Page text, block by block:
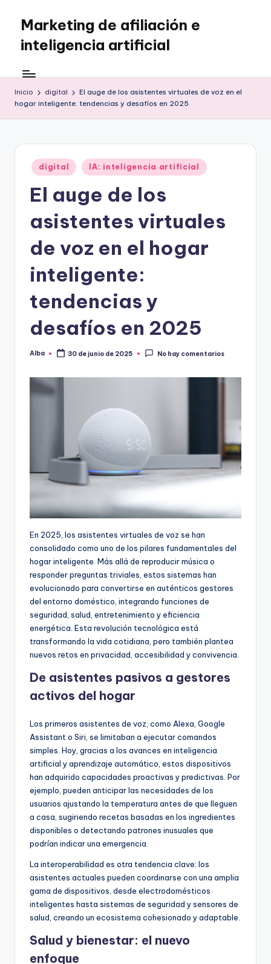
Saltar
contenido
Marketing de afiliación e
inteligencia artificial
Inicio digital
El auge de los asistentes virtuales de voz en el
hogar inteligente: tendencias y desafíos en 2025
Publicado
en
digital IA: inteligencia artificial
El auge de los
asistentes virtuales
de voz en el hogar
inteligente:
tendencias y
desafíos en 2025
Publicado
Alba 30 de junio de 2025 No hay comentarios
En 2025, los asistentes virtuales de voz se han
consolidado como uno de los pilares fundamentales del
hogar inteligente. Más allá de reproducir música o
responder preguntas triviales, estos sistemas han
evolucionado para convertirse en auténticos gestores
del entorno doméstico, integrando funciones de
seguridad, salud, entretenimiento y eficiencia
energética. Esta revolución tecnológica está
transformando la vida cotidiana, pero también plantea
nuevos retos en privacidad, accesibilidad y convivencia.
De asistentes pasivos a gestores
activos del hogar
Los primeros asistentes de voz, como Alexa, Google
Assistant o Siri, se limitaban a ejecutar comandos
simples. Hoy, gracias a los avances en inteligencia
artificial y aprendizaje automático, estos dispositivos
han adquirido capacidades proactivas y predictivas. Por
ejemplo, pueden anticipar las necesidades de los
usuarios ajustando la temperatura antes de que lleguen
a casa, sugiriendo recetas basadas en los ingredientes
disponibles o detectando patrones inusuales que
podrían indicar una emergencia.
La interoperabilidad es otra tendencia clave: los
asistentes actuales pueden coordinarse con una amplia
gama de dispositivos, desde electrodomésticos
inteligentes hasta sistemas de seguridad y sensores de
salud, creando un ecosistema cohesionado y adaptable.
Salud y bienestar: el nuevo
enfoque